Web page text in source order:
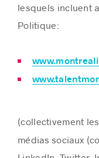
Histoires
lesquels incluent
Politique:
(collectivement
médias sociaux